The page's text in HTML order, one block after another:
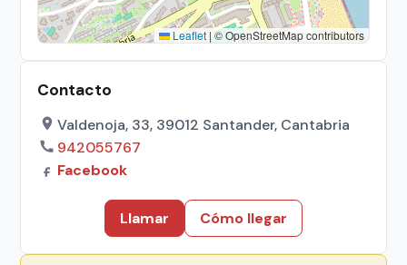
Leaflet |© OpenStreetMap contributors
Contacto
Valdenoja, 33, 39012 Santander, Cantabria
942055767
Facebook
Llamar Cómo llegar